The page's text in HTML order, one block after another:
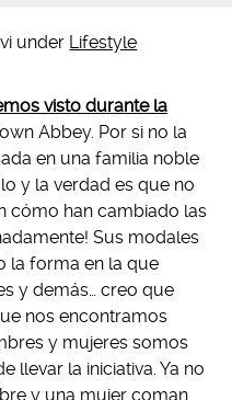
under Lifestyle
visto durante la
Abbey. Por si no la
en una familia noble
y la verdad es que no
cómo han cambiado las
Sus modales
la forma en la que
y demás… creo que
nos encontramos
y mujeres somos
llevar la iniciativa. Ya no
y una mujer coman